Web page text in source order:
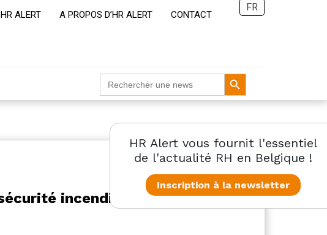
ALERT A PROPOS D’HR ALERT CONTACT
FR
Search
for:
Search Button
HR Alert vous fournit l'essentiel
de l'actualité RH en Belgique !
Inscription à la newsletter
incendie : camion de